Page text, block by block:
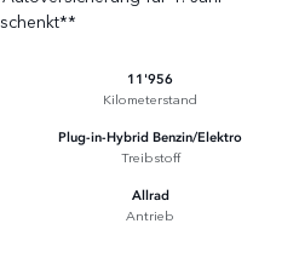
11'956
Kilometerstand
Plug-in-Hybrid Benzin/Elektro
Treibstoff
Allrad
Antrieb